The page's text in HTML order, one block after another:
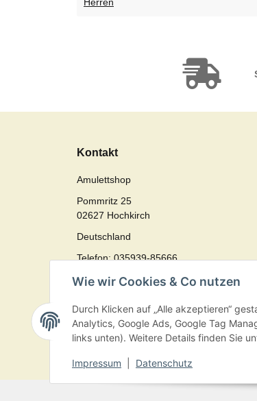
Wie wir Cookies & Co nutzen
Durch Klicken auf „Alle akzeptieren“
Analytics, Google Ads, Google Tag
links unten). Weitere Details finden Sie
Impressum Datenschutz
Kontakt
Amulettshop
Pommritz 25
02627 Hochkirch
Deutschland
Telefon: 035939-85666
Vertrag widerrufen